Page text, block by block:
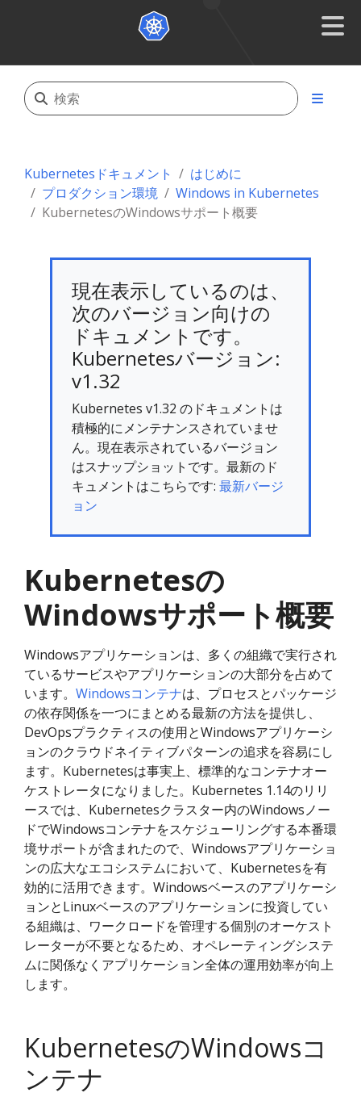
Kubernetesドキュメント
はじめに
プロダクション環境
Windows in Kubernetes
KubernetesのWindowsサポート概要
現在表示しているのは、
次のバージョン向けの
ドキュメントです。
Kubernetesバージョン:
v1.32
Kubernetes v1.32 のドキュメントは
積極的にメンテナンスされていませ
ん。現在表示されているバージョン
はスナップショットです。最新のド
キュメントはこちらです: 最新バージ
ョン
Kubernetesの
Windowsサポート概要
Windowsアプリケーションは、多くの組織で実行され
ているサービスやアプリケーションの大部分を占めて
います。 Windowsコンテナは、プロセスとパッケージ
の依存関係を一つにまとめる最新の方法を提供し、
DevOpsプラクティスの使用とWindowsアプリケーシ
ョンのクラウドネイティブパターンの追求を容易にし
ます。Kubernetesは事実上、標準的なコンテナオー
ケストレータになりました。Kubernetes 1.14のリリ
ースでは、Kubernetesクラスター内のWindowsノー
ドでWindowsコンテナをスケジューリングする本番環
境サポートが含まれたので、Windowsアプリケーショ
ンの広大なエコシステムにおいて、Kubernetesを有
効的に活用できます。Windowsベースのアプリケーシ
ョンとLinuxベースのアプリケーションに投資してい
る組織は、ワークロードを管理する個別のオーケスト
レーターが不要となるため、オペレーティングシステ
ムに関係なくアプリケーション全体の運用効率が向上
します。
KubernetesのWindowsコ
ンテナ